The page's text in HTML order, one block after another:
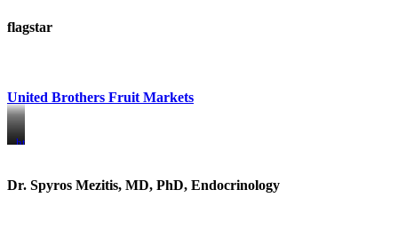
flagstar
United Brothers Fruit Markets
https://www.unitedbrothersfruitmarkets.com/
https://www.unitedbrothersfruitmarkets.com/
Dr. Spyros Mezitis, MD, PhD, Endocrinology